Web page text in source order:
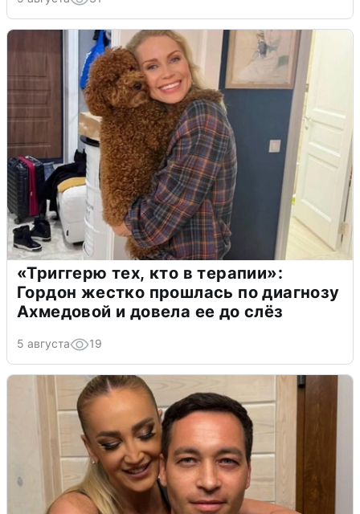
«Триггерю тех, кто в терапии»:
Гордон жестко прошлась по диагнозу
Ахмедовой и довела ее до слёз
5 августа 19